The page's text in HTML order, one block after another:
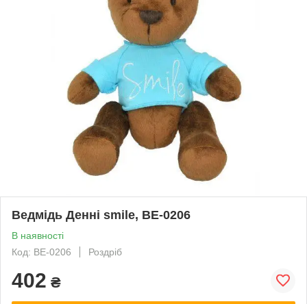
Ведмідь Денні smile, ВЕ-0206
В наявності
Код: ВЕ-0206
Роздріб
402 ₴